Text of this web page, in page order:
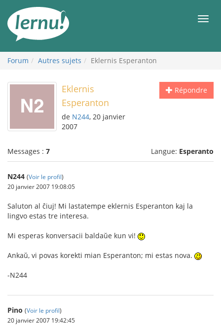
contenu
Forum Autres sujets Eklernis Esperanton
Répondre
Eklernis
Esperanton
de N244, 20 janvier
2007
Messages : 7 Langue: Esperanto
N244 (Voir le profil)
20 janvier 2007 19:08:05
Saluton al ĉiuj! Mi lastatempe eklernis Esperanton kaj la
lingvo estas tre interesa.
Mi esperas konversacii baldaŭe kun vi!
Ankaŭ, vi povas korekti mian Esperanton; mi estas nova.
-N244
Pino (Voir le profil)
20 janvier 2007 19:42:45